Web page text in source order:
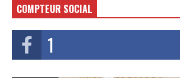
COMPTEUR SOCIAL
1